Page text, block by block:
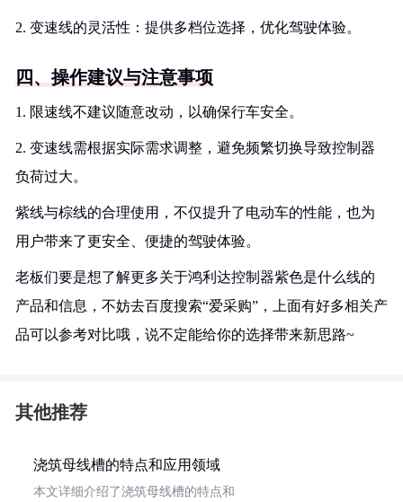
2. 变速线的灵活性：提供多档位选择，优化驾驶体验。
四、操作建议与注意事项
1. 限速线不建议随意改动，以确保行车安全。
2. 变速线需根据实际需求调整，避免频繁切换导致控制器
负荷过大。
紫线与棕线的合理使用，不仅提升了电动车的性能，也为
用户带来了更安全、便捷的驾驶体验。
老板们要是想了解更多关于鸿利达控制器紫色是什么线的
产品和信息，不妨去百度搜索“爱采购”，上面有好多相关产
品可以参考对比哦，说不定能给你的选择带来新思路~
其他推荐
浇筑母线槽的特点和应用领域
本文详细介绍了浇筑母线槽的特点和